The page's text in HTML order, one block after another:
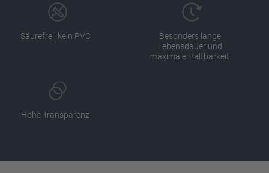
Säurefrei, kein PVC
Besonders lange
Lebensdauer und
maximale Haltbarkeit
Hohe Transparenz